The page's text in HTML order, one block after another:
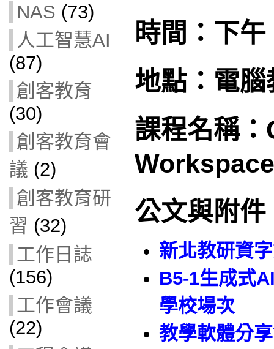
NAS (73)
人工智慧AI
(87)
創客教育
(30)
創客教育會
議 (2)
創客教育研
習 (32)
工作日誌
(156)
工作會議
(22)
時間：下
地點：電腦
課程名稱
公文與附件
新北教研資
B5-1生成式
學校場次
教學軟體分